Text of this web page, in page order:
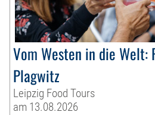
Vom Westen in die Welt:
Plagwitz
Leipzig Food Tours
am 13.08.2026